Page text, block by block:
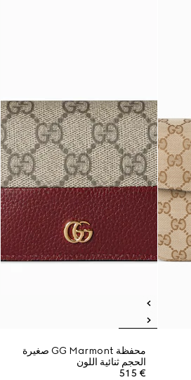
محفظة GG Marmont صغيرة
الحجم ثنائية اللون
€ 515